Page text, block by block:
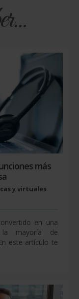
más
y virtuales
en una
la mayoría de
este artículo te